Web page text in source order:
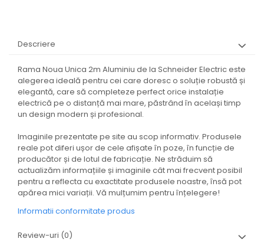
Descriere
Rama Noua Unica 2m Aluminiu de la Schneider Electric este
alegerea ideală pentru cei care doresc o soluție robustă și
elegantă, care să completeze perfect orice instalație
electrică pe o distanță mai mare, păstrând în același timp
un design modern și profesional.
Imaginile prezentate pe site au scop informativ. Produsele
reale pot diferi ușor de cele afișate în poze, în funcție de
producător și de lotul de fabricație. Ne străduim să
actualizăm informațiile și imaginile cât mai frecvent posibil
pentru a reflecta cu exactitate produsele noastre, însă pot
apărea mici variații. Vă mulțumim pentru înțelegere!
Informatii conformitate produs
Review-uri (0)